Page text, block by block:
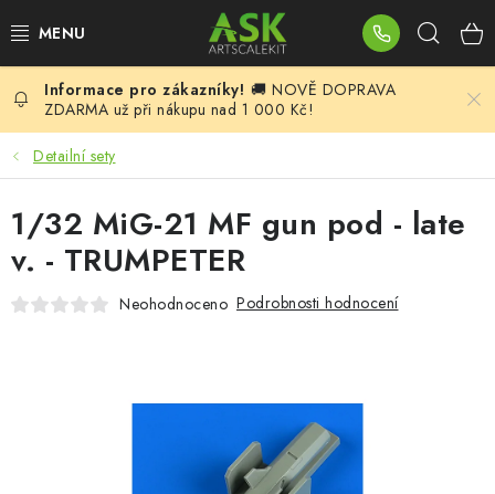
na
BLOG
SUMMER DAYS
WARHAMMER
ASK PRODUKTY
🚚 NOVĚ DOPRAVA
ZDARMA už při nákupu nad 1 000 Kč!
Detailní sety
1/32 MiG-21 MF gun pod - late
v. - TRUMPETER
Neohodnoceno Podrobnosti hodnocení